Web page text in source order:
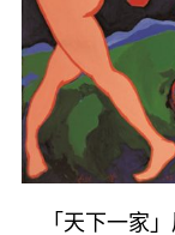
「天下一家